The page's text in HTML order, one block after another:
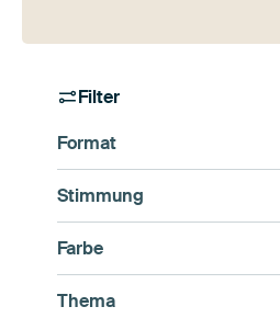
Filter
Format
Stimmung
Farbe
Thema